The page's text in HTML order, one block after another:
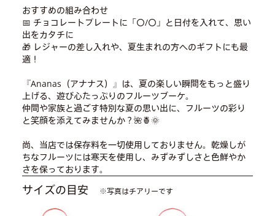
おすすめの組み合わせ
📅 チョコレートプレートに「〇/〇」と日付を入れて、思い
出をカタチに
🎁 レジャーの差し入れや、夏生まれの方へのギフトにも最
適！
『Ananas（アナナス）』は、夏の楽しい瞬間をもっと盛り
上げる、遊び心たっぷりのフルーツブーケ。
仲間や家族と過ごす特別な夏の思い出に、フルーツの彩り
と笑顔を添えてみませんか？🌺🍍🌞
尚、当店では保存料を一切使用しておりません。乾燥しが
ちなフルーツには寒天を使用し、みずみずしさと色鮮やか
さを保っております。
サイズの目安 ※写真はチアリーです